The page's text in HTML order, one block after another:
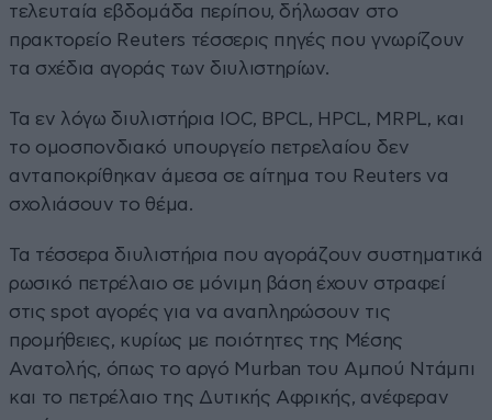
τελευταία εβδομάδα περίπου, δήλωσαν στο
πρακτορείο Reuters τέσσερις πηγές που γνωρίζουν
τα σχέδια αγοράς των διυλιστηρίων.
Τα εν λόγω διυλιστήρια IOC, BPCL, HPCL, MRPL, και
το ομοσπονδιακό υπουργείο πετρελαίου δεν
ανταποκρίθηκαν άμεσα σε αίτημα του Reuters να
σχολιάσουν το θέμα.
Τα τέσσερα διυλιστήρια που αγοράζουν συστηματικά
ρωσικό πετρέλαιο σε μόνιμη βάση έχουν στραφεί
στις spot αγορές για να αναπληρώσουν τις
προμήθειες, κυρίως με ποιότητες της Μέσης
Ανατολής, όπως το αργό Murban του Αμπού Ντάμπι
και το πετρέλαιο της Δυτικής Αφρικής, ανέφεραν